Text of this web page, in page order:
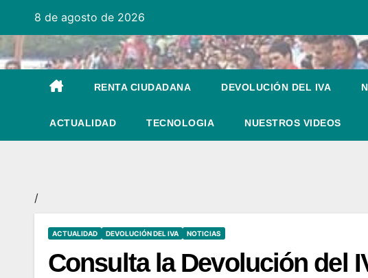
contenido
8 de agosto de 2026
RENTA CIUDADANA DEVOLUCIÓN DEL IVA
ACTUALIDAD TECNOLOGIA NUESTROS VIDEOS
/
ACTUALIDAD DEVOLUCIÓN DEL IVA NOTICIAS
Consulta la Devolución del